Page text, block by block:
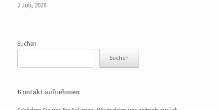
2 Juli, 2026
Suchen
Suchen
Kontakt aufnehmen